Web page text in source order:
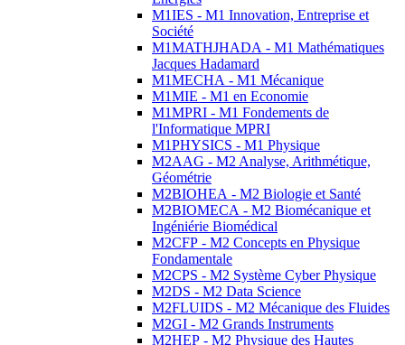
M1IES - M1 Innovation, Entreprise et
Société
M1MATHJHADA - M1 Mathématiques
Jacques Hadamard
M1MECHA - M1 Mécanique
M1MIE - M1 en Economie
M1MPRI - M1 Fondements de
l'Informatique MPRI
M1PHYSICS - M1 Physique
M2AAG - M2 Analyse, Arithmétique,
Géométrie
M2BIOHEA - M2 Biologie et Santé
M2BIOMECA - M2 Biomécanique et
Ingéniérie Biomédical
M2CFP - M2 Concepts en Physique
Fondamentale
M2CPS - M2 Système Cyber Physique
M2DS - M2 Data Science
M2FLUIDS - M2 Mécanique des Fluides
M2GI - M2 Grands Instruments
M2HEP - M2 Physique des Hautes